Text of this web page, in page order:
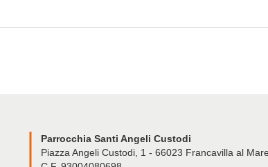
Parrocchia Santi Angeli Custodi
Piazza Angeli Custodi, 1 - 66023 Francavilla al